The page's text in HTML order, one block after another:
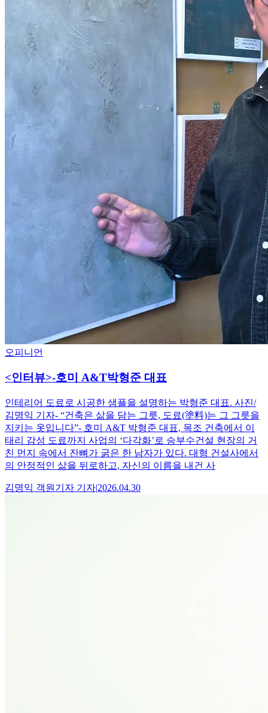
오피니언
<인터뷰>-호미 A&T박형준 대표
인테리어 도료로 시공한 샘플을 설명하는 박형준 대표. 사진/
김명익 기자- “건축은 삶을 담는 그릇, 도료(塗料)는 그 그릇을
지키는 옷입니다”- 호미 A&T 박형준 대표, 목조 건축에서 이
태리 감성 도료까지 사업의 ‘다각화’로 승부수건설 현장의 거
친 먼지 속에서 잔뼈가 굵은 한 남자가 있다. 대형 건설사에서
의 안정적인 삶을 뒤로하고, 자신의 이름을 내건 사
김명익 객원기자 기자|2026.04.30